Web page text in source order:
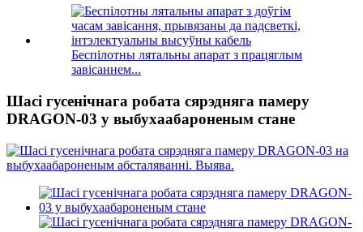
Беспілотны лятальны апарат з працяглым
завісаннем...
Шасі гусенічнага робата сярэдняга памеру
DRAGON-03 у выбухаабароненым стане